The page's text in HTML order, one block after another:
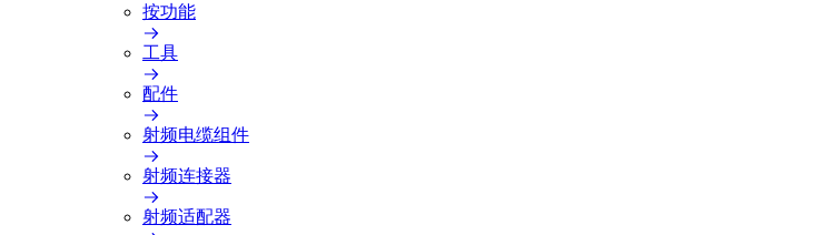
按功能
工具
配件
射频电缆组件
射频连接器
射频适配器